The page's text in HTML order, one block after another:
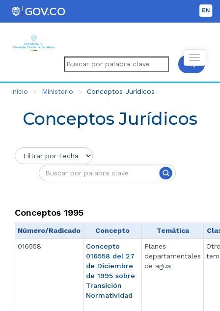
Inicio Ministerio Conceptos Jurídicos
Conceptos Jurídicos
Conceptos 1995
Número/Radicado Concepto Temática
016558
Concepto
016558 del 27
de Diciembre
de 1995 sobre
Transición
Normatividad
Planes
departamentales
de agua